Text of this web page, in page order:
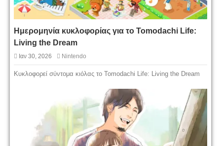
Ημερομηνία κυκλοφορίας για το Tomodachi Life:
Living the Dream
Ιαν 30, 2026 Nintendo
Κυκλοφορεί σύντομα κιόλας το Tomodachi Life: Living the Dream